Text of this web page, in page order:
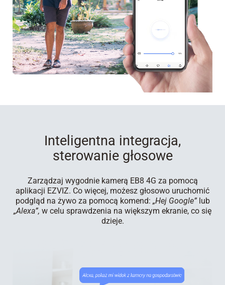
Inteligentna integracja,
sterowanie głosowe
Zarządzaj wygodnie kamerą EB8 4G za pomocą
aplikacji EZVIZ. Co więcej, możesz głosowo uruchomić
podgląd na żywo za pomocą komend: „Hej Google”lub
„Alexa”, w celu sprawdzenia na większym ekranie, co się
dzieje.